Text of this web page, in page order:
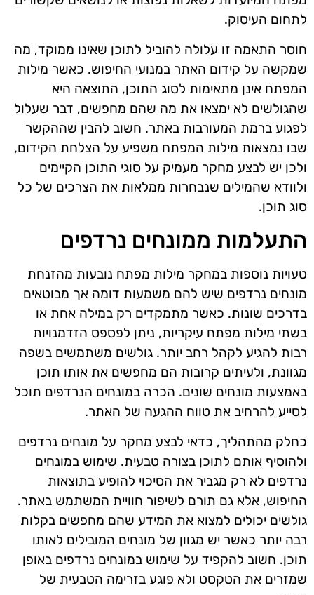
לתחום העיסוק.
חוסר התאמה זו עלולה להוביל לתוכן שאינו ממוקד, מה
שמקשה על קידום האתר במנועי החיפוש. כאשר מילות
המפתח אינן מתאימות לסוג התוכן, התוצאה היא
שהגולשים לא ימצאו את מה שהם מחפשים, דבר שעלול
לפגוע ברמת המעורבות באתר. חשוב להבין שההקשר
שבו נמצאות מילות המפתח משפיע על הצלחת הקידום,
ולכן יש לבצע מחקר מעמיק על סוגי התוכן הקיימים
ולוודא שהמילים שנבחרות ממלאות את הצרכים של כל
סוג תוכן.
התעלמות ממונחים נרדפים
טעויות נוספות במחקר מילות מפתח נובעות מהזנחת
מונחים נרדפים שיש להם משמעות דומה אך מבוטאים
בדרכים שונות. כאשר מתמקדים רק במילה אחת או
בשתי מילות מפתח עיקריות, ניתן לפספס הזדמנויות
רבות להגיע לקהל רחב יותר. גולשים משתמשים בשפה
מגוונת, ולעיתים קרובות הם מחפשים את אותו תוכן
באמצעות מונחים שונים. הכרה במונחים הנרדפים תוכל
לסייע להרחיב את טווח ההגעה של האתר.
כחלק מהתהליך, כדאי לבצע מחקר על מונחים נרדפים
ולהוסיף אותם לתוכן בצורה טבעית. שימוש במונחים
נרדפים לא רק מגביר את הסיכוי להופיע בתוצאות
החיפוש, אלא גם תורם לשיפור חוויית המשתמש באתר.
גולשים יכולים למצוא את המידע שהם מחפשים בקלות
רבה יותר כאשר יש מגוון של מונחים המובילים לאותו
תוכן. חשוב להקפיד על שימוש במונחים נרדפים באופן
שמזרים את הטקסט ולא פוגע בזרימה הטבעית של